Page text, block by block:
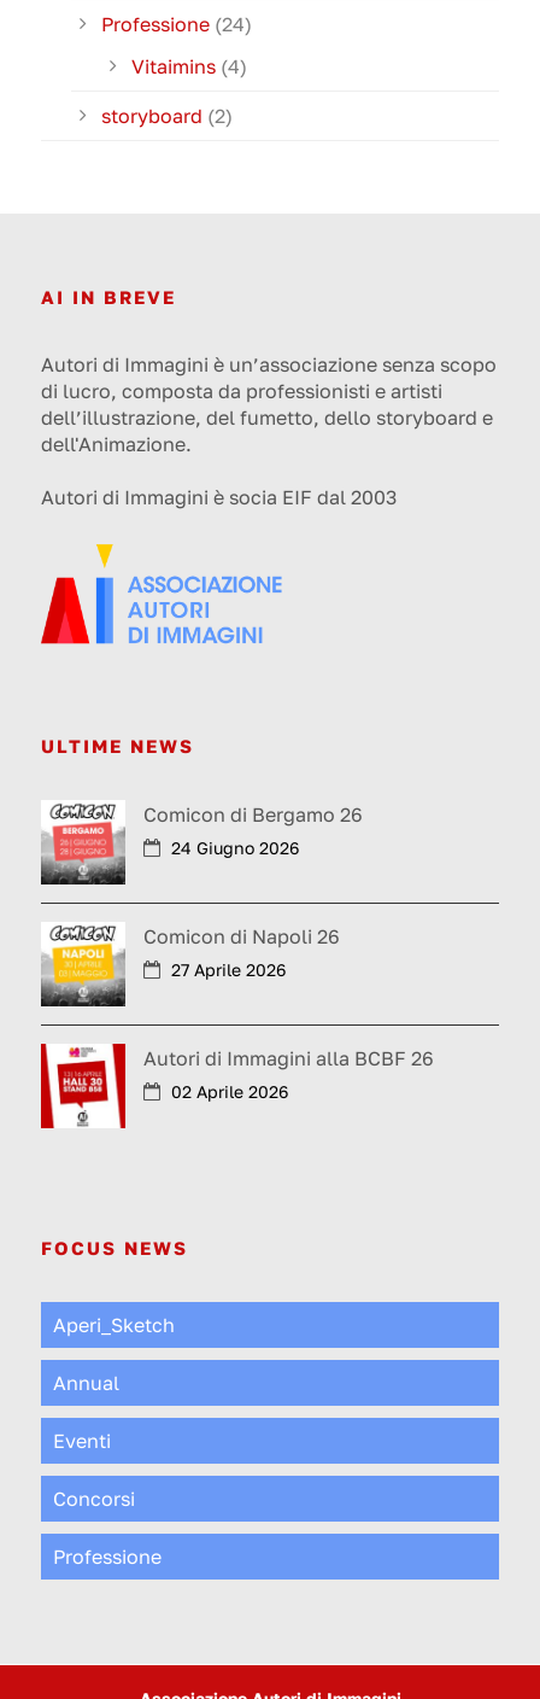
Professione (24)
Vitaimins (4)
storyboard (2)
AI IN BREVE
Autori di Immagini è un’associazione senza scopo
di lucro, composta da professionisti e artisti
dell’illustrazione, del fumetto, dello storyboard e
dell'Animazione.
Autori di Immagini è socia EIF dal 2003
ULTIME NEWS
Comicon di Bergamo 26
24 Giugno 2026
Comicon di Napoli 26
27 Aprile 2026
Autori di Immagini alla BCBF 26
02 Aprile 2026
FOCUS NEWS
Aperi_Sketch
Annual
Eventi
Concorsi
Professione